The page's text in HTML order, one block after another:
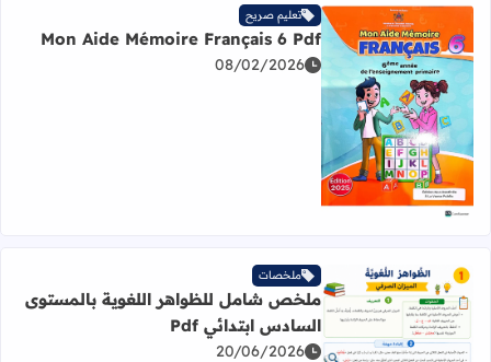
اقرأ المزيد عن Mon Aide Mémoire Français 6 Pdf
تعليم صريح
Mon Aide Mémoire Français 6 Pdf
08/02/2026
ملخصات
ملخص شامل للظواهر اللغوية بالمستوى
السادس ابتدائي Pdf
20/06/2026